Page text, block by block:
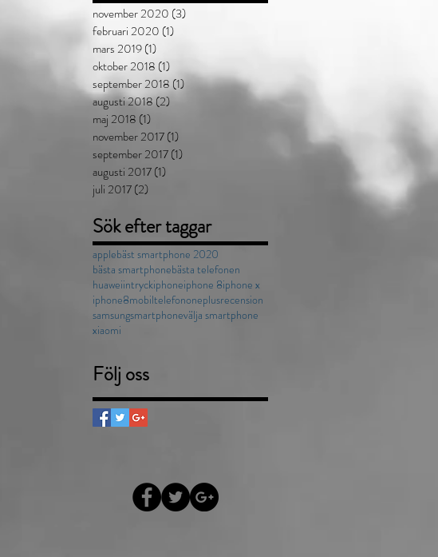
november 2020 (3)
februari 2020 (1)
mars 2019(1)
oktober 2018 (1)
september 2018 (1) 1 inlägg
augusti 2018(2)
maj 2018 (1)
november 2017(1)
september 2017(1)
augusti 2017(1)
juli 2017(2)
Sök efter taggar
applebäst smartphone 2020
bästa smartphonebästa telefonen
huaweiintryckiphoneiphone 8iphone x
iphone8mobiltelefononeplusrecension
samsungsmartphonevälja smartphone
xiaomi
Följ oss